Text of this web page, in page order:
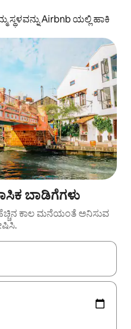
ಸ್ಥಳವನ್ನು Airbnb ಯಲ್ಲಿ ಹಾಕಿ
ಬಾಡಿಗೆಗಳು
ಕಾಲ ಮನೆಯಂತೆ ಅನಿಸುವ
ಡೌನ್ ಬಾಣದ ಕೀಲಿಗಳೊಂದಿಗೆ